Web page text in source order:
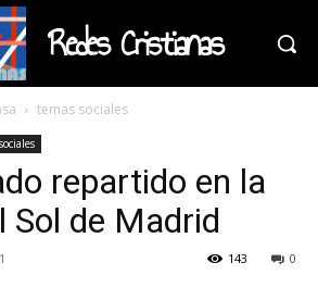
Redes Cristianas
temas sociales
repartido en la
Sol de Madrid
0
143